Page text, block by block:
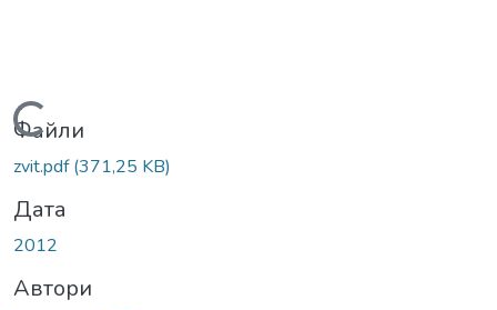
Вантажиться...
Файли
zvit.pdf(371,25 KB)
Дата
2012
Автори